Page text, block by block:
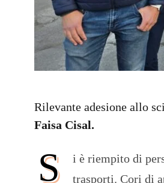
Rilevante adesione allo
Faisa Cisal.
S
i è riempito di
trasporti. Cori di